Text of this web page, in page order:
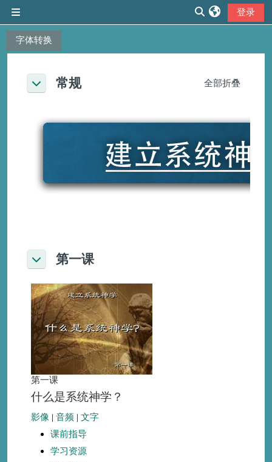
字体转换
切换搜索输入
登录
折叠 常规 全部折叠
折叠 第一课
第一课
什么是系统神学？
影像 | 音频 | 文字
课前指导
学习资源